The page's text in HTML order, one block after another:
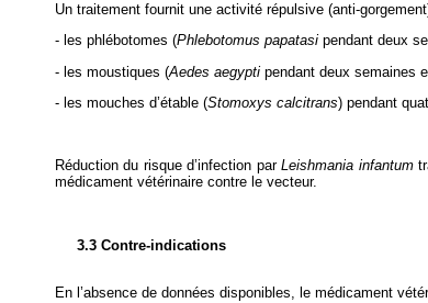
Un traitement fournit une activité répulsive (anti-
- les phlébotomes (Phlebotomus papatasi pendant deux
- les moustiques (Aedes aegypti pendant deux semaines
- les mouches d’étable (Stomoxys calcitrans) pendant
Réduction du risque d’infection parLeishmania infantum
médicament vétérinaire contre le vecteur.
3.3 Contre-indications
En l’absence de données disponibles, le médicament